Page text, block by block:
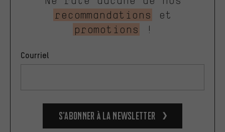
recommandations
et
promotions
!
Courriel
S’abonner à la newsletter